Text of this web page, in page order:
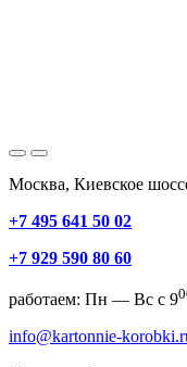
Москва, Киевское
+7 495 641 50 02
+7 929 590 80 60
работаем: Пн — Вс с 9
info@kartonnie-